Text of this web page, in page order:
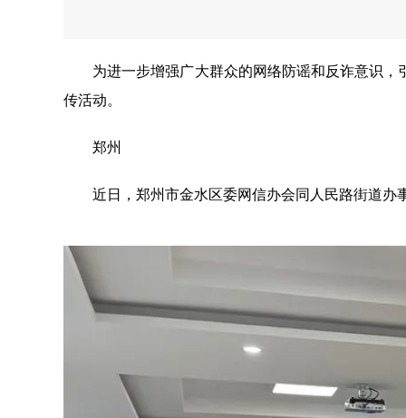
为进一步增强广大群众的网络防谣和反诈意识，
传活动。
郑州
近日，郑州市金水区委网信办会同人民路街道办